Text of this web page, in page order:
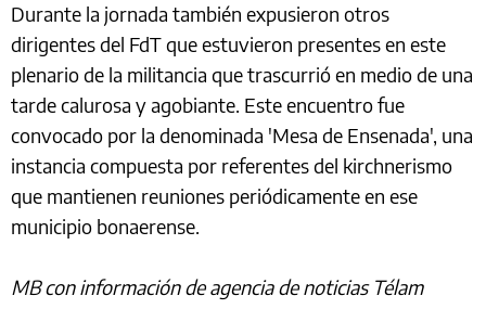
Durante la jornada también expusieron otros
dirigentes del FdT que estuvieron presentes en este
plenario de la militancia que trascurrió en medio de una
tarde calurosa y agobiante. Este encuentro fue
convocado por la denominada 'Mesa de Ensenada', una
instancia compuesta por referentes del kirchnerismo
que mantienen reuniones periódicamente en ese
municipio bonaerense.
MB con información de agencia de noticias Télam